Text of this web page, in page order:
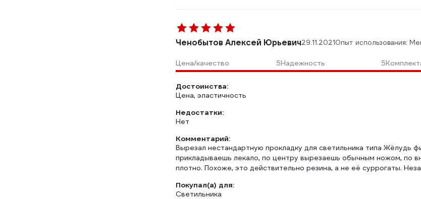
Ченобытов Алексей Юрьевич29.11.2021Опыт использования:
Цена/качество 5Надежность 5
Достоинства:
Цена, эластичность
Недостатки:
Нет
Комментарий:
Вырезал нестандартную прокладку для светильника типа Жёлудь
прикладываешь лекало, по центру вырезаешь обычным ножом, по
плотно. Похоже, это действительно резина, а не её суррогаты.
Покупал(а) для:
Светильника